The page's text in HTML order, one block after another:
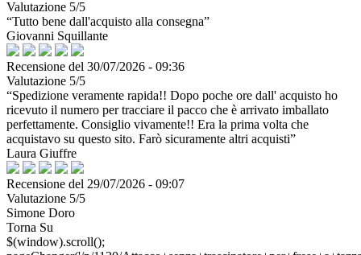
Valutazione 5/5
“Tutto bene dall'acquisto alla consegna”
Giovanni Squillante
Recensione del 30/07/2026 - 09:36
Valutazione 5/5
“Spedizione veramente rapida!! Dopo poche ore dall' acquisto ho
ricevuto il numero per tracciare il pacco che è arrivato imballato
perfettamente. Consiglio vivamente!! Era la prima volta che
acquistavo su questo sito. Farò sicuramente altri acquisti”
Laura Giuffre
Recensione del 29/07/2026 - 09:07
Valutazione 5/5
Simone Doro
Torna Su
$(window).scroll();